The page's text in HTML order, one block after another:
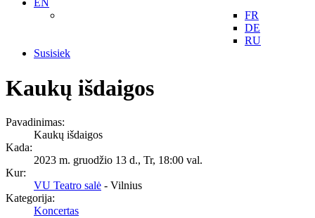
EN
FR
DE
RU
Susisiek
Kaukų išdaigos
Pavadinimas:
Kaukų išdaigos
Kada:
2023 m. gruodžio 13 d., Tr, 18:00 val.
Kur:
VU Teatro salė - Vilnius
Kategorija:
Koncertas